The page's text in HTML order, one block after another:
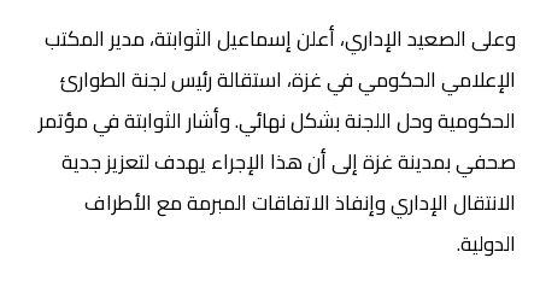
وعلى الصعيد الإداري، أعلن إسماعيل الثوابتة، مدير المكتب
الإعلامي الحكومي في غزة، استقالة رئيس لجنة الطوارئ
الحكومية وحل اللجنة بشكل نهائي. وأشار الثوابتة في مؤتمر
صحفي بمدينة غزة إلى أن هذا الإجراء يهدف لتعزيز جدية
الانتقال الإداري وإنفاذ الاتفاقات المبرمة مع الأطراف
الدولية.